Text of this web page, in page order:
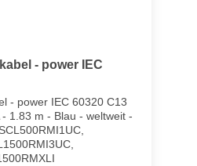
- power IEC
- power IEC 60320 C13
1.83 m - Blau - weltweit -